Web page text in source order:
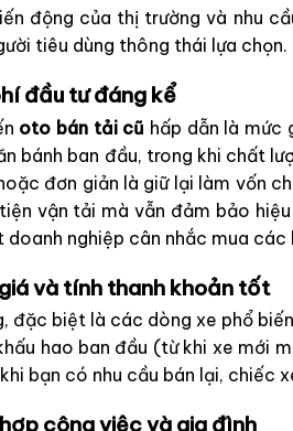
động của thị trường và nhu
tiêu dùng thông thái lựa
đầu tư đáng kể
oto bán tải cũ hấp dẫn là mức
bánh ban đầu, trong khi chất
đơn giản là giữ lại làm vốn
vận tải mà vẫn đảm bảo
doanh nghiệp cân nhắc mua
và tính thanh khoản tốt
đặc biệt là các dòng xe phổ
hao ban đầu (từ khi xe mới
bạn có nhu cầu bán lại, chiếc
công việc và gia đình